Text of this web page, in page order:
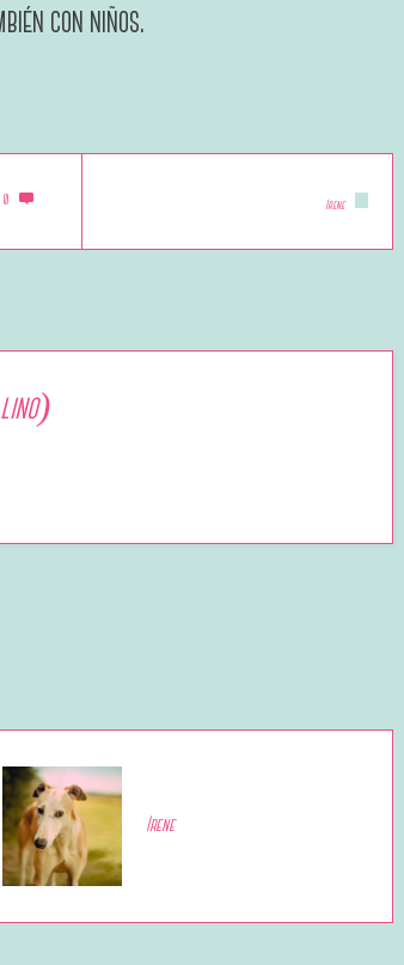
con niños.
0 Irene
Irene